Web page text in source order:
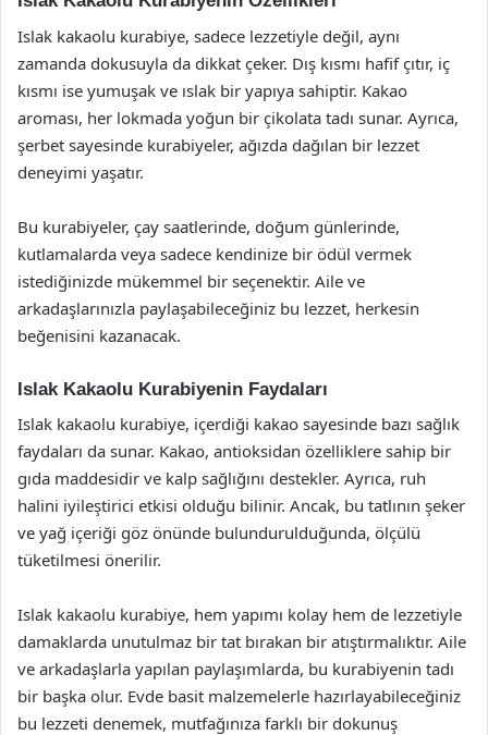
Islak kakaolu kurabiye, sadece lezzetiyle değil, aynı
zamanda dokusuyla da dikkat çeker. Dış kısmı hafif çıtır, iç
kısmı ise yumuşak ve ıslak bir yapıya sahiptir. Kakao
aroması, her lokmada yoğun bir çikolata tadı sunar. Ayrıca,
şerbet sayesinde kurabiyeler, ağızda dağılan bir lezzet
deneyimi yaşatır.
Bu kurabiyeler, çay saatlerinde, doğum günlerinde,
kutlamalarda veya sadece kendinize bir ödül vermek
istediğinizde mükemmel bir seçenektir. Aile ve
arkadaşlarınızla paylaşabileceğiniz bu lezzet, herkesin
beğenisini kazanacak.
Islak Kakaolu Kurabiyenin Faydaları
Islak kakaolu kurabiye, içerdiği kakao sayesinde bazı sağlık
faydaları da sunar. Kakao, antioksidan özelliklere sahip bir
gıda maddesidir ve kalp sağlığını destekler. Ayrıca, ruh
halini iyileştirici etkisi olduğu bilinir. Ancak, bu tatlının şeker
ve yağ içeriği göz önünde bulundurulduğunda, ölçülü
tüketilmesi önerilir.
Islak kakaolu kurabiye, hem yapımı kolay hem de lezzetiyle
damaklarda unutulmaz bir tat bırakan bir atıştırmalıktır. Aile
ve arkadaşlarla yapılan paylaşımlarda, bu kurabiyenin tadı
bir başka olur. Evde basit malzemelerle hazırlayabileceğiniz
bu lezzeti denemek, mutfağınıza farklı bir dokunuş